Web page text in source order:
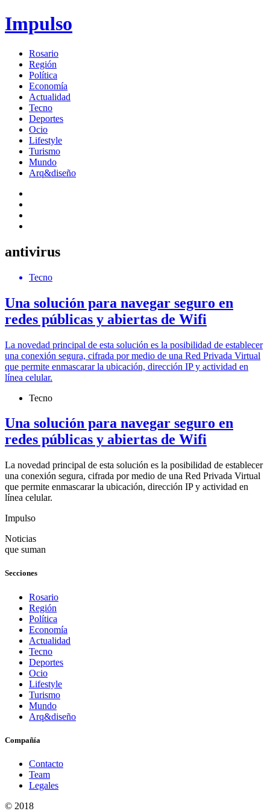
Impulso
Rosario
Región
Política
Economía
Actualidad
Tecno
Deportes
Ocio
Lifestyle
Turismo
Mundo
Arq&diseño
antivirus
Tecno
Una solución para navegar seguro en
redes públicas y abiertas de Wifi
La novedad principal de esta solución es la posibilidad de establecer
una conexión segura, cifrada por medio de una Red Privada Virtual
que permite enmascarar la ubicación, dirección IP y actividad en
línea celular.
Tecno
Una solución para navegar seguro en
redes públicas y abiertas de Wifi
La novedad principal de esta solución es la posibilidad de establecer
una conexión segura, cifrada por medio de una Red Privada Virtual
que permite enmascarar la ubicación, dirección IP y actividad en
línea celular.
Impulso
Noticias
que suman
Secciones
Rosario
Región
Política
Economía
Actualidad
Tecno
Deportes
Ocio
Lifestyle
Turismo
Mundo
Arq&diseño
Compañía
Contacto
Team
Legales
© 2018